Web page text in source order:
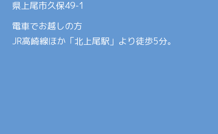
県上尾市久保49-1
電車でお越しの方
JR高崎線ほか「北上尾駅」より徒歩5分。